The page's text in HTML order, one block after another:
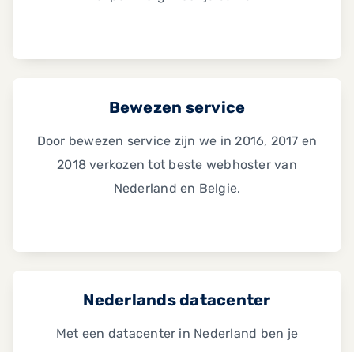
Bewezen service
Door bewezen service zijn we in 2016, 2017 en
2018 verkozen tot beste webhoster van
Nederland en Belgie.
Nederlands datacenter
Met een datacenter in Nederland ben je